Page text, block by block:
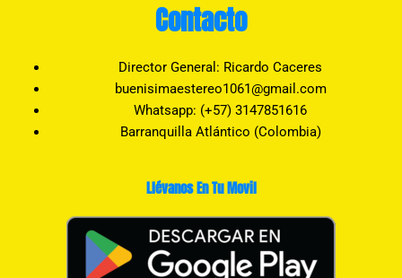
Contacto
Director General: Ricardo Caceres
buenisimaestereo1061@gmail.com
Whatsapp: (+57) 3147851616
Barranquilla Atlántico (Colombia)
Llévanos En Tu Movil